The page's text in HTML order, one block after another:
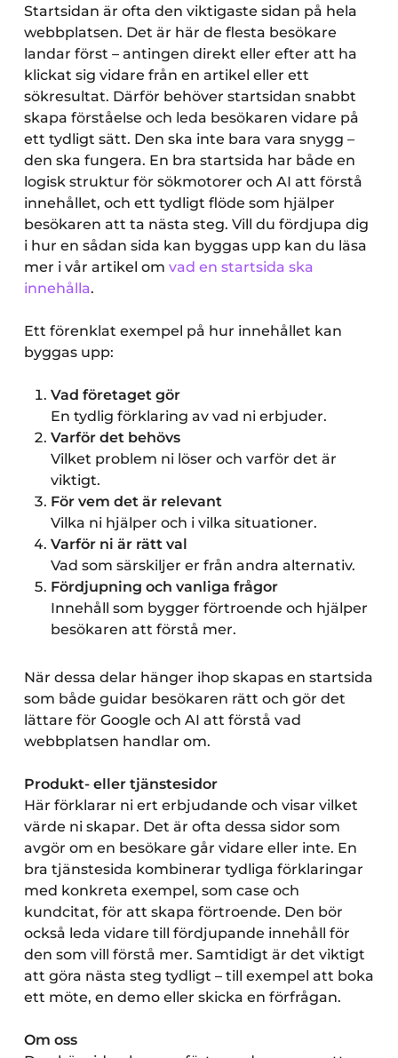
Startsidan är ofta den viktigaste sidan på hela
webbplatsen. Det är här de flesta besökare
landar först – antingen direkt eller efter att ha
klickat sig vidare från en artikel eller ett
sökresultat. Därför behöver startsidan snabbt
skapa förståelse och leda besökaren vidare på
ett tydligt sätt. Den ska inte bara vara snygg –
den ska fungera. En bra startsida har både en
logisk struktur för sökmotorer och AI att förstå
innehållet, och ett tydligt flöde som hjälper
besökaren att ta nästa steg. Vill du fördjupa dig
i hur en sådan sida kan byggas upp kan du läsa
mer i vår artikel om vad en startsida ska
innehålla.
Ett förenklat exempel på hur innehållet kan
byggas upp:
Vad företaget gör
En tydlig förklaring av vad ni erbjuder.
Varför det behövs
Vilket problem ni löser och varför det är
viktigt.
För vem det är relevant
Vilka ni hjälper och i vilka situationer.
Varför ni är rätt val
Vad som särskiljer er från andra alternativ.
Fördjupning och vanliga frågor
Innehåll som bygger förtroende och hjälper
besökaren att förstå mer.
När dessa delar hänger ihop skapas en startsida
som både guidar besökaren rätt och gör det
lättare för Google och AI att förstå vad
webbplatsen handlar om.
Produkt- eller tjänstesidor
Här förklarar ni ert erbjudande och visar vilket
värde ni skapar. Det är ofta dessa sidor som
avgör om en besökare går vidare eller inte. En
bra tjänstesida kombinerar tydliga förklaringar
med konkreta exempel, som case och
kundcitat, för att skapa förtroende. Den bör
också leda vidare till fördjupande innehåll för
den som vill förstå mer. Samtidigt är det viktigt
att göra nästa steg tydligt – till exempel att boka
ett möte, en demo eller skicka en förfrågan.
Om oss